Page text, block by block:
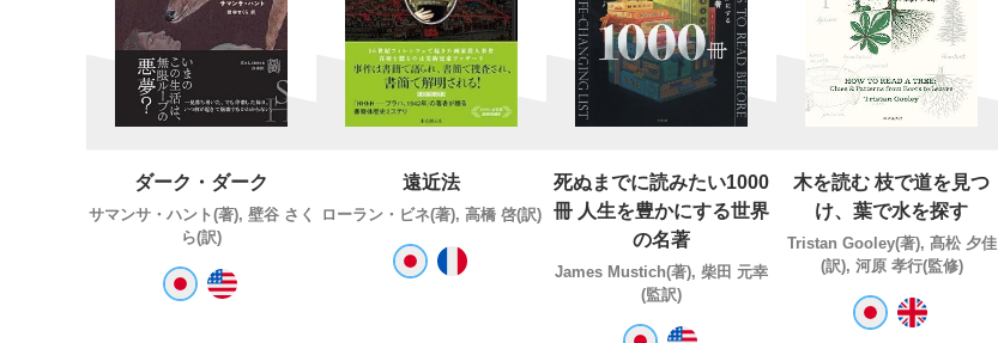
ダーク・ダーク
サマンサ・ハント(著), 壁谷 さく
ら(訳)
遠近法
ローラン・ビネ(著), 高橋 啓(訳)
死ぬまでに読みたい1000
冊 人生を豊かにする世界
の名著
James Mustich(著), 柴田 元幸
(監訳)
木を読む 枝で道を見つ
け、葉で水を探す
Tristan Gooley(著), 髙松 夕佳
(訳), 河原 孝行(監修)